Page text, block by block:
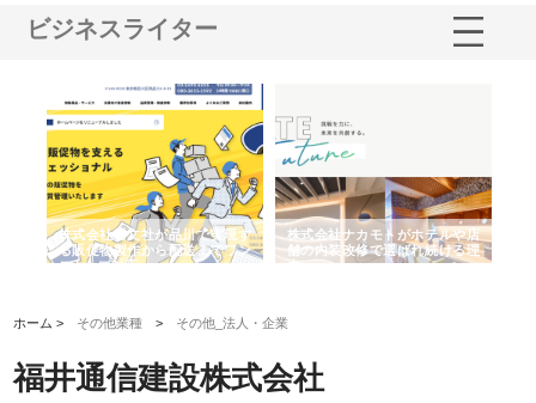
ビジネスライター
トがホテルや店
選ばれ続ける理
株式会社スプリングエフが選ば
れる理由とOEMアパレル製造の
強み
桑木給食株式会社が福山
ばれる手作り弁当配達の
ホーム > その他業種 > その他_法人・企業
福井通信建設株式会社